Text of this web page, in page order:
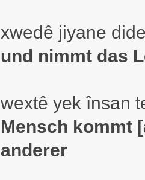
xwedê jiyane
und nimmt das
wextê yek însan
Mensch kommt
anderer